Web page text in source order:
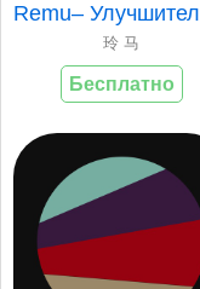
玲 马
Бесплатно